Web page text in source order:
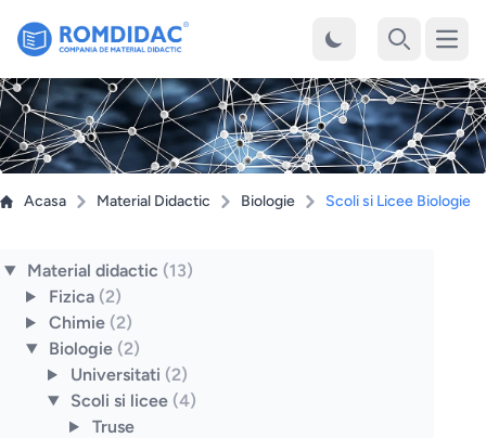
Acasa Material Didactic Biologie Scoli si Licee Biologie
Material didactic (13)
Fizica (2)
Chimie (2)
Biologie (2)
Universitati (2)
Scoli si licee (4)
Truse